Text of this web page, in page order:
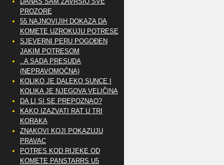
PROZORE
55 NAJNOVIJIH DOKAZA DA
KOMETE UZROKUJU POTRESE
SJEVERNI PERU POGOĐEN
JAKIM POTRESOM
..A SADA PRESUDA
(NEPRAVOMOĆNA)
KOLIKO JE DALEKO SUNCE I
KOLIKA JE NJEGOVA VELIČINA
DA LI SI SE PREPOZNAO?
KAKO IZAZVATI RAT U TRI
KORAKA
ZNAKOVI KOJI POKAZUJU
PRAVAC
POTRES KOD RIJEKE OD
KOMETE PANSTARRS U5